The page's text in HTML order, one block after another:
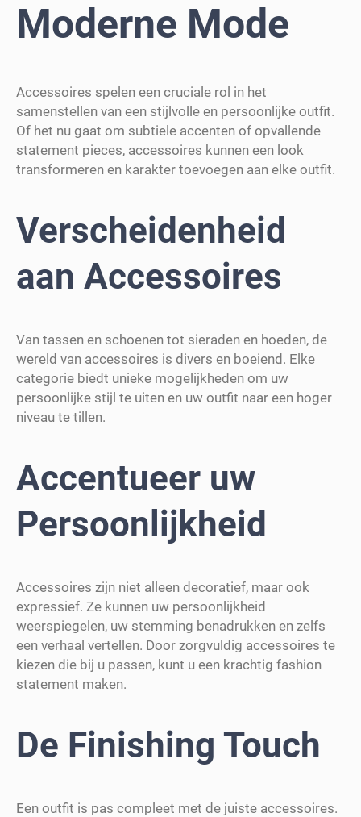
Moderne Mode
Accessoires spelen een cruciale rol in het
samenstellen van een stijlvolle en persoonlijke outfit.
Of het nu gaat om subtiele accenten of opvallende
statement pieces, accessoires kunnen een look
transformeren en karakter toevoegen aan elke outfit.
Verscheidenheid
aan Accessoires
Van tassen en schoenen tot sieraden en hoeden, de
wereld van accessoires is divers en boeiend. Elke
categorie biedt unieke mogelijkheden om uw
persoonlijke stijl te uiten en uw outfit naar een hoger
niveau te tillen.
Accentueer uw
Persoonlijkheid
Accessoires zijn niet alleen decoratief, maar ook
expressief. Ze kunnen uw persoonlijkheid
weerspiegelen, uw stemming benadrukken en zelfs
een verhaal vertellen. Door zorgvuldig accessoires te
kiezen die bij u passen, kunt u een krachtig fashion
statement maken.
De Finishing Touch
Een outfit is pas compleet met de juiste accessoires.